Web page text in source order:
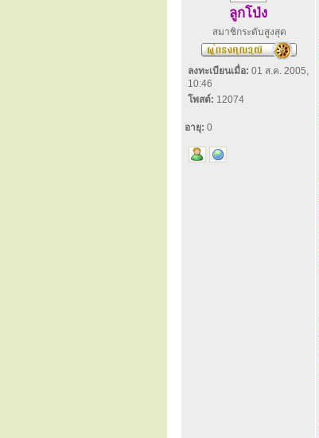
ลูกโป่ง
สมาชิกระดับสูงสุด
ลงทะเบียนเมื่อ: 01 ส.ค. 2005,
10:46
โพสต์: 12074
อายุ: 0